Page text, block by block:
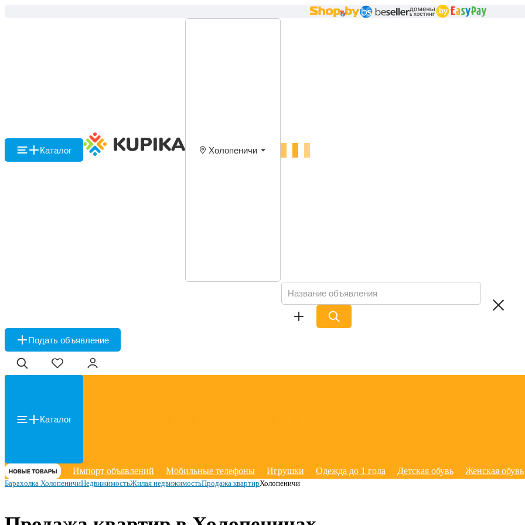
Каталог Холопеничи
Подать объявление
Каталог
Импорт объявлений Мобильные телефоны Игрушки Одежда до 1 года Детская обувь Женская обувь
Барахолка ХолопеничиНедвижимостьЖилая недвижимостьПродажа квартирХолопеничи